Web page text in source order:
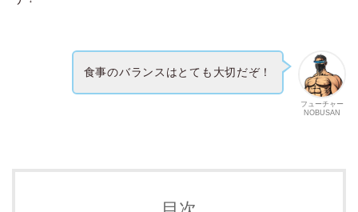
フューチャー
NOBUSAN
食事のバランスはとても大切だぞ！